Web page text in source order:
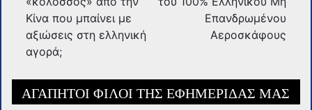
Κίνα που μπαίνει με
αξιώσεις στη ελληνική
αγορά;
Επανδρωμένου
Αεροσκάφους
ΑΓΑΠΗΤΟΊ ΦΊΛΟΙ ΤΗΣ ΕΦΗΜΕΡΊΔΑΣ ΜΑΣ